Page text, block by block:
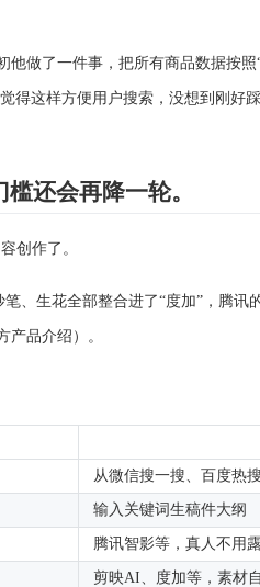
他做了一件事，把所有商品数据按
得这样方便用户搜索，没想到刚好
还会再降一轮。
创作了。
、生花全部整合进了“度加”，腾
产品介绍）。
从微信搜一搜、百度热
输入关键词生稿件大纲
腾讯智影等，真人不用
剪映AI、度加等，素材